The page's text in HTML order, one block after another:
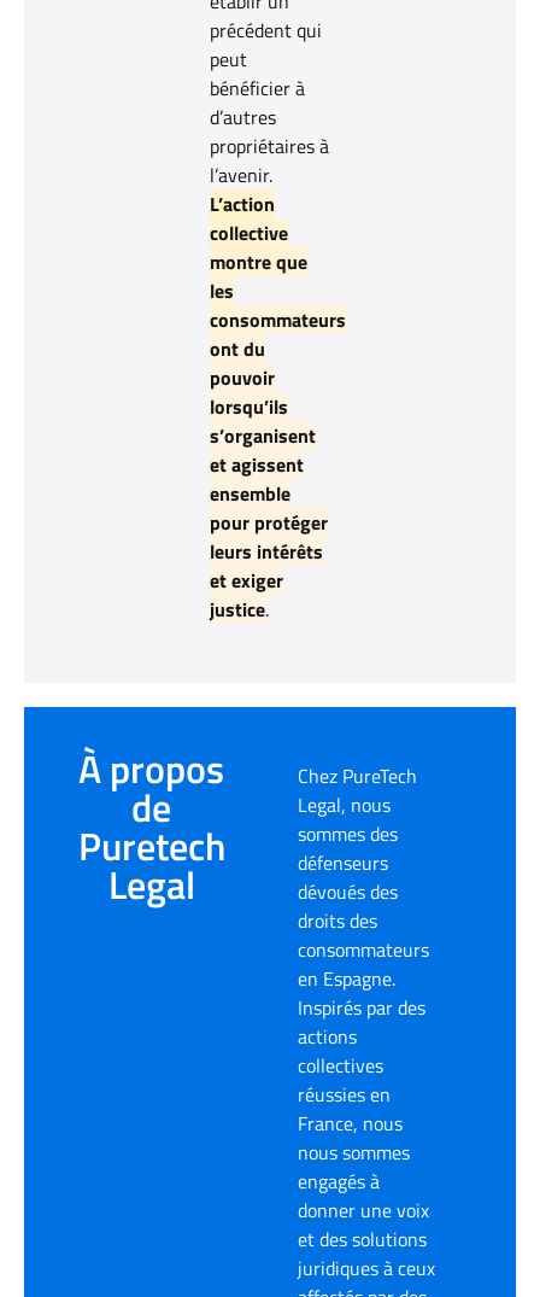
précédent qui
peut
bénéficier à
d’autres
propriétaires à
l’avenir.
L’action
collective
montre que
les
consommateurs
ont du
pouvoir
lorsqu’ils
s’organisent
et agissent
ensemble
pour protéger
leurs intérêts
et exiger
justice.
À propos
de
Puretech
Legal
Chez PureTech
Legal, nous
sommes des
défenseurs
dévoués des
droits des
consommateurs
en Espagne.
Inspirés par des
actions
collectives
réussies en
France, nous
nous sommes
engagés à
donner une voix
et des solutions
juridiques à ceux